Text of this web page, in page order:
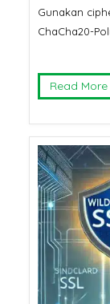
Gunakan
ChaCha20-
Read More